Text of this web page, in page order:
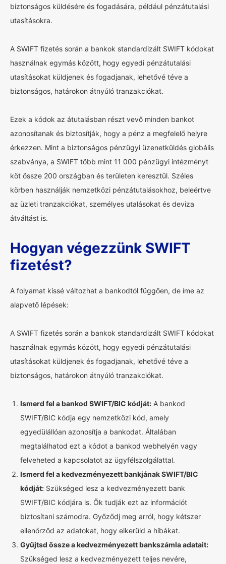
biztonságos küldésére és fogadására, például pénzátutalási
utasításokra.
A SWIFT fizetés során a bankok standardizált SWIFT kódokat
használnak egymás között, hogy egyedi pénzátutalási
utasításokat küldjenek és fogadjanak, lehetővé téve a
biztonságos, határokon átnyúló tranzakciókat.
Ezek a kódok az átutalásban részt vevő minden bankot
azonosítanak és biztosítják, hogy a pénz a megfelelő helyre
érkezzen. Mint a biztonságos pénzügyi üzenetküldés globális
szabványa, a SWIFT több mint 11 000 pénzügyi intézményt
köt össze 200 országban és területen keresztül. Széles
körben használják nemzetközi pénzátutalásokhoz, beleértve
az üzleti tranzakciókat, személyes utalásokat és deviza
átváltást is.
Hogyan végezzünk SWIFT
fizetést?
A folyamat kissé változhat a bankodtól függően, de íme az
alapvető lépések:
A SWIFT fizetés során a bankok standardizált SWIFT kódokat
használnak egymás között, hogy egyedi pénzátutalási
utasításokat küldjenek és fogadjanak, lehetővé téve a
biztonságos, határokon átnyúló tranzakciókat.
Ismerd fel a bankod SWIFT/BIC kódját: A bankod
SWIFT/BIC kódja egy nemzetközi kód, amely
egyedülállóan azonosítja a bankodat. Általában
megtalálhatod ezt a kódot a bankod webhelyén vagy
felveheted a kapcsolatot az ügyfélszolgálattal.
Ismerd fel a kedvezményezett bankjának SWIFT/BIC
kódját: Szükséged lesz a kedvezményezett bank
SWIFT/BIC kódjára is. Ők tudják ezt az információt
biztosítani számodra. Győződj meg arról, hogy kétszer
ellenőrzöd az adatokat, hogy elkerüld a hibákat.
Gyűjtsd össze a kedvezményezett bankszámla adatait:
Szükséged lesz a kedvezményezett teljes nevére,